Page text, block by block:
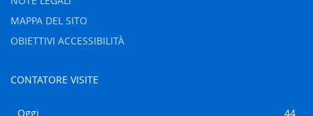
MAPPA DEL SITO
OBIETTIVI ACCESSIBILITÀ
CONTATORE VISITE
Oggi 44